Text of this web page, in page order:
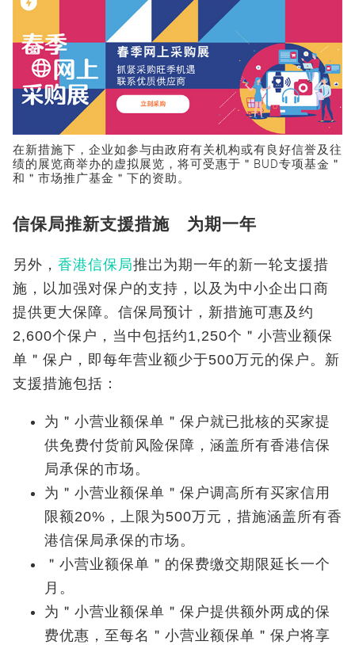
在新措施下，企业如参与由政府有关机构或有良好信誉及往
绩的展览商举办的虚拟展览，将可受惠于＂BUD专项基金＂
和＂市场推广基金＂下的资助。
信保局推新支援措施 为期一年
另外， 香港信保局推岀为期一年的新一轮支援措
施，以加强对保户的支持，以及为中小企出口商
提供更大保障。信保局预计，新措施可惠及约
2,600个保户，当中包括约1,250个＂小营业额保
单＂保户，即每年营业额少于500万元的保户。新
支援措施包括：
为＂小营业额保单＂保户就已批核的买家提
供免费付货前风险保障，涵盖所有香港信保
局承保的市场。
为＂小营业额保单＂保户调高所有买家信用
限额20%，上限为500万元，措施涵盖所有香
港信保局承保的市场。
＂小营业额保单＂的保费缴交期限延长一个
月。
为＂小营业额保单＂保户提供额外两成的保
费优惠，至每名＂小营业额保单＂保户将享